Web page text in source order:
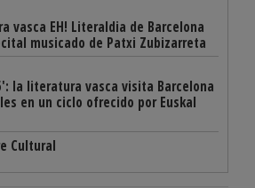
vasca EH! Literaldia de Barcelona
musicado de Patxi Zubizarreta
la literatura vasca visita Barcelona
en un ciclo ofrecido por Euskal
Cultural